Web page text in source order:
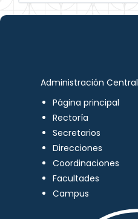
Administración Central
Página principal
Rectoría
Secretarios
Direcciones
Coordinaciones
Facultades
Campus